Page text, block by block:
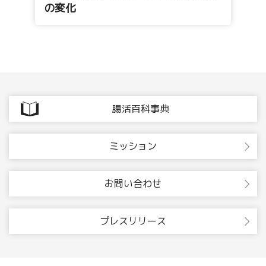
の変化
腸活百科事典
ミッション
お問い合わせ
プレスリリース